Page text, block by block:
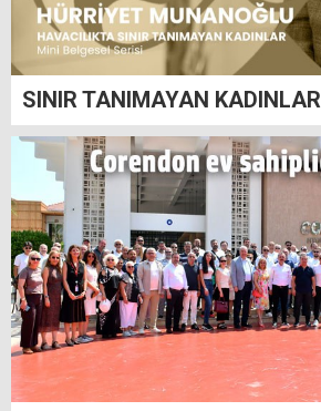
SINIR TANIMAYAN KADINLAR